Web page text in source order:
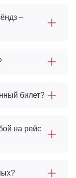
–
билет?
на рейс